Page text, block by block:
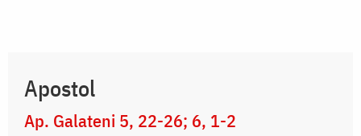
Apostol
Ap. Galateni 5, 22-26; 6, 1-2